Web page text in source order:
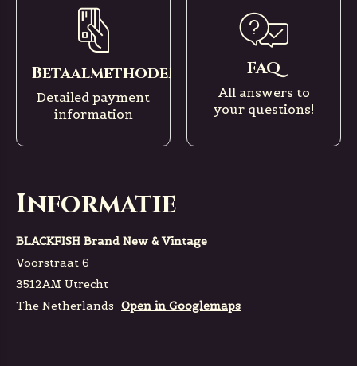
Betaalmethoden
Detailed payment
information
FAQ
All answers to
your questions!
Informatie
BLACKFISH Brand New & Vintage
Voorstraat 6
3512AM Utrecht
The Netherlands Open in Googlemaps